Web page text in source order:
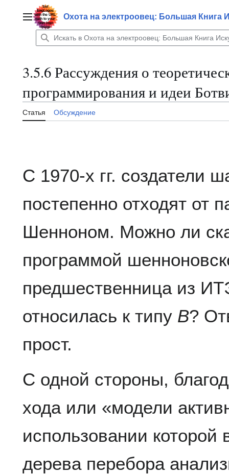
содержаниюГлавное менюОхота на электроовец: Большая Книга
3.5.6 Рассуждения о
программирования и идеи
Статья Обсуждение
С 1970-х гг. создатели
постепенно отходят от
Шенноном. Можно ли
программой
предшественница из
относилась к типу B?
прост.
С одной стороны,
хода или «модели
использовании которой
дерева перебора